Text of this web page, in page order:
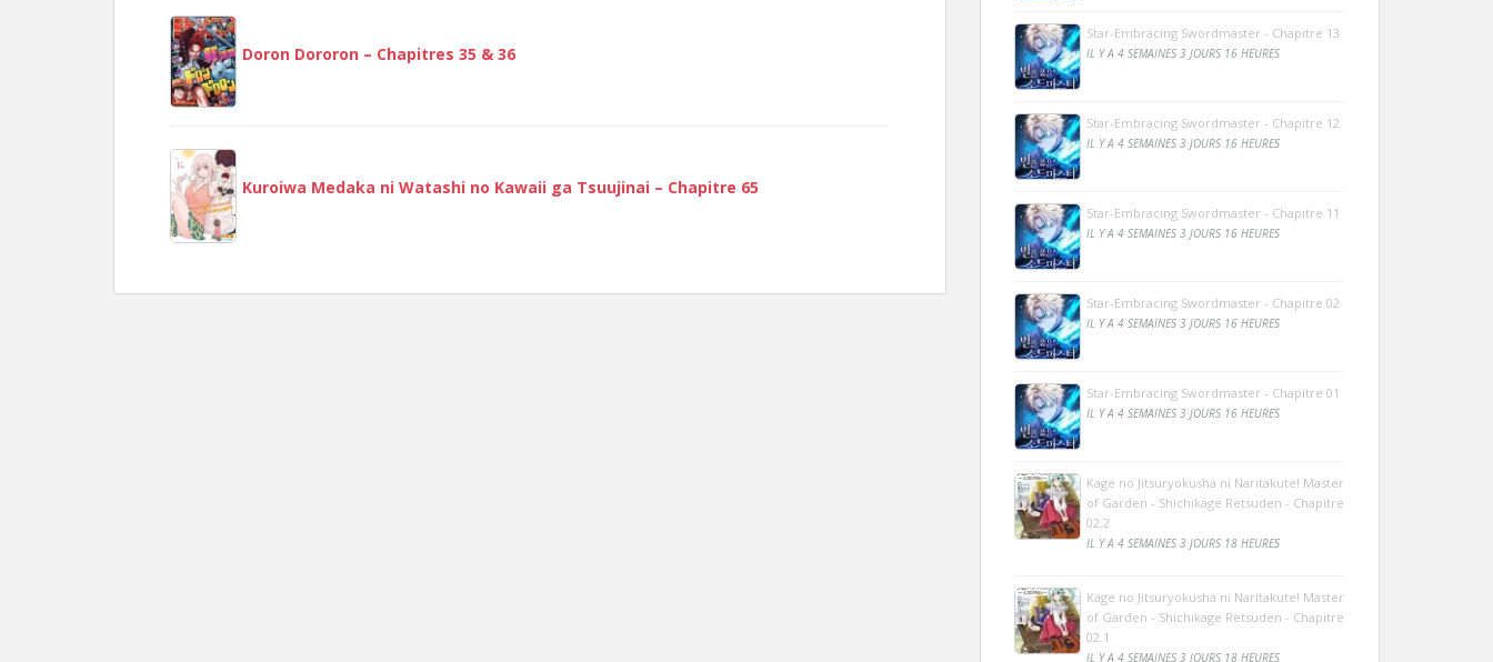
Doron Dororon – Chapitres 35 & 36
Kuroiwa Medaka ni Watashi no Kawaii ga Tsuujinai – Chapitre 65
Star-Embracing Swordmaster - Chapitre 13
IL Y A 4 SEMAINES 3 JOURS 16 HEURES
Star-Embracing Swordmaster - Chapitre 12
IL Y A 4 SEMAINES 3 JOURS 16 HEURES
Star-Embracing Swordmaster - Chapitre 11
IL Y A 4 SEMAINES 3 JOURS 16 HEURES
Star-Embracing Swordmaster - Chapitre 02
IL Y A 4 SEMAINES 3 JOURS 16 HEURES
Star-Embracing Swordmaster - Chapitre 01
IL Y A 4 SEMAINES 3 JOURS 16 HEURES
Kage no Jitsuryokusha ni Naritakute! Master
of Garden - Shichikage Retsuden - Chapitre
02.2
IL Y A 4 SEMAINES 3 JOURS 18 HEURES
Kage no Jitsuryokusha ni Naritakute! Master
of Garden - Shichikage Retsuden - Chapitre
02.1
IL Y A 4 SEMAINES 3 JOURS 18 HEURES